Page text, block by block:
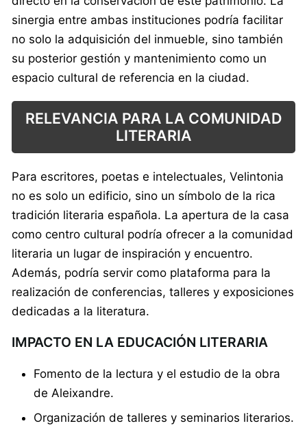
sinergia entre ambas instituciones podría facilitar
no solo la adquisición del inmueble, sino también
su posterior gestión y mantenimiento como un
espacio cultural de referencia en la ciudad.
RELEVANCIA PARA LA COMUNIDAD
LITERARIA
Para escritores, poetas e intelectuales, Velintonia
no es solo un edificio, sino un símbolo de la rica
tradición literaria española. La apertura de la casa
como centro cultural podría ofrecer a la comunidad
literaria un lugar de inspiración y encuentro.
Además, podría servir como plataforma para la
realización de conferencias, talleres y exposiciones
dedicadas a la literatura.
IMPACTO EN LA EDUCACIÓN LITERARIA
Fomento de la lectura y el estudio de la obra
de Aleixandre.
Organización de talleres y seminarios literarios.